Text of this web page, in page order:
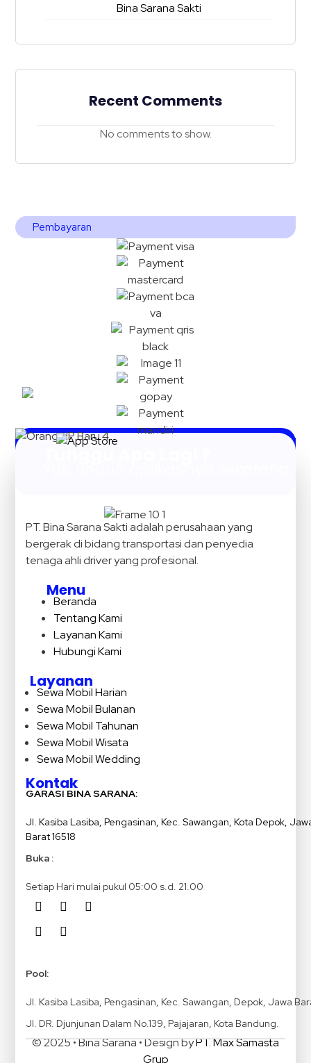
Bina Sarana Sakti
Recent Comments
No comments to show.
Pembayaran
Tunggu Apa Lagi ?
PT. Bina Sarana Sakti adalah perusahaan yang
bergerak di bidang transportasi dan penyedia
tenaga ahli driver yang profesional.
Menu
Beranda
Tentang Kami
Layanan Kami
Hubungi Kami
Layanan
Sewa Mobil Harian
Sewa Mobil Bulanan
Sewa Mobil Tahunan
Sewa Mobil Wisata
Sewa Mobil Wedding
Kontak
GARASI BINA SARANA:
Jl. Kasiba Lasiba, Pengasinan, Kec. Sawangan, Kota Depok,
Barat 16518
Buka :
Setiap Hari mulai pukul 05:00 s.d. 21.00
Pool:
Jl. Kasiba Lasiba, Pengasinan, Kec. Sawangan, Depok, Jawa
Jl. DR. Djunjunan Dalam No.139, Pajajaran, Kota Bandung.
© 2025 • Bina Sarana • Design byPT. Max Samasta
Grup